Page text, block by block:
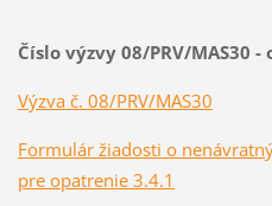
Číslo výzvy 08/PRV/MAS30
Výzva č. 08/PRV/MAS30
Formulár žiadosti o
pre opatrenie 3.4.1